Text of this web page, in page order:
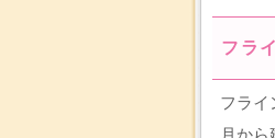
フラ
フライ